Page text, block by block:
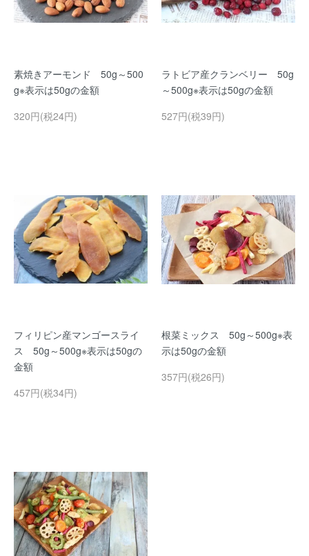
素焼きアーモンド 50g～500
g※表示は50gの金額
320円(税24円)
ラトビア産クランベリー 50g
～500g※表示は50gの金額
527円(税39円)
フィリピン産マンゴースライ
ス 50g～500g※表示は50gの
金額
457円(税34円)
根菜ミックス 50g～500g※表
示は50gの金額
357円(税26円)